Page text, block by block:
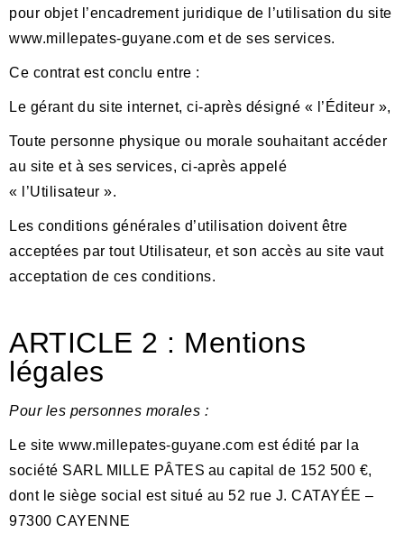
pour objet l’encadrement juridique de l’utilisation du site
www.millepates-guyane.com et de ses services.
Ce contrat est conclu entre :
Le gérant du site internet, ci-après désigné « l’Éditeur »,
Toute personne physique ou morale souhaitant accéder
au site et à ses services, ci-après appelé
« l’Utilisateur ».
Les conditions générales d’utilisation doivent être
acceptées par tout Utilisateur, et son accès au site vaut
acceptation de ces conditions.
ARTICLE 2 : Mentions
légales
Pour les personnes morales :
Le site www.millepates-guyane.com est édité par la
société SARL MILLE PÂTES au capital de 152 500 €,
dont le siège social est situé au 52 rue J. CATAYÉE –
97300 CAYENNE